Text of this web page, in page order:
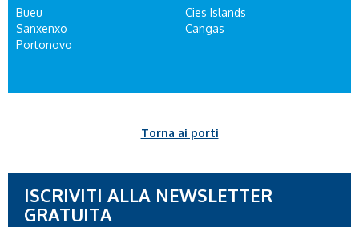
Bueu
Sanxenxo
Portonovo
Cies Islands
Cangas
Torna ai porti
ISCRIVITI ALLA NEWSLETTER
GRATUITA